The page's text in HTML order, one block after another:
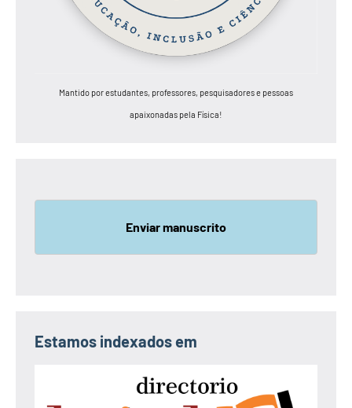
Mantido por estudantes, professores, pesquisadores e pessoas
apaixonadas pela Física!
Enviar manuscrito
Estamos indexados em